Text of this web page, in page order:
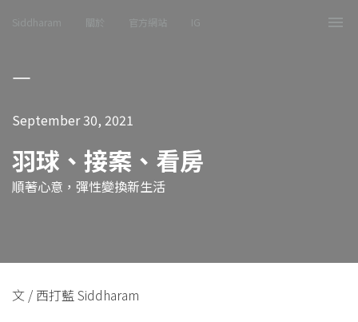
Siddharam 關於 官方網站 IG
September 30, 2021
羽球、接案、看房
順著心意，彈性變換新生活
文 / 西打藍 Siddharam